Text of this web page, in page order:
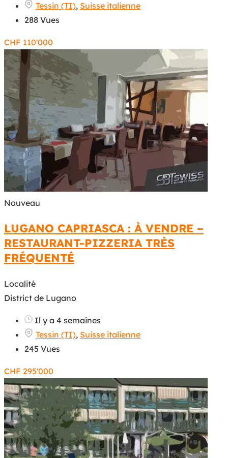
Tessin (TI), Suisse italienne
288 Vues
CHF 110'000
Nouveau
LUGANO CAPRIASCA : À VENDRE –
RESTAURANT-PIZZERIA TRÈS
FRÉQUENTÉ
Localité
District de Lugano
Il y a 4 semaines
Tessin (TI), Suisse italienne
245 Vues
CHF 295'000